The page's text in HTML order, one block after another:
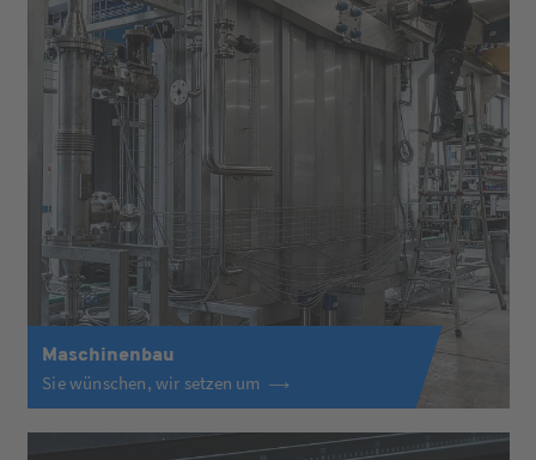
Maschinenbau
Sie wünschen, wir setzen um